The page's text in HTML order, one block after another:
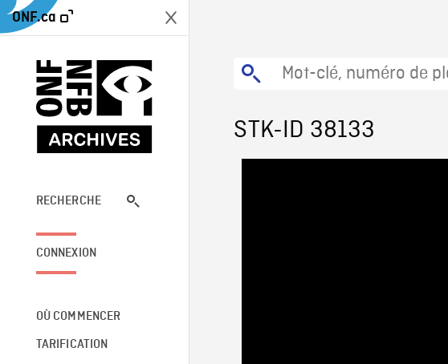
ONF.ca
RECHERCHE
CONNEXION
OÙ COMMENCER
TARIFICATION
STK-ID 38133